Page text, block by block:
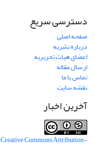
دسترسی سریع
صفحه اصلی
درباره نشریه
اعضای هیات تحریریه
ارسال مقاله
تماس با ما
نقشه سایت
آخرین اخبار
Creative Commons Attribution-